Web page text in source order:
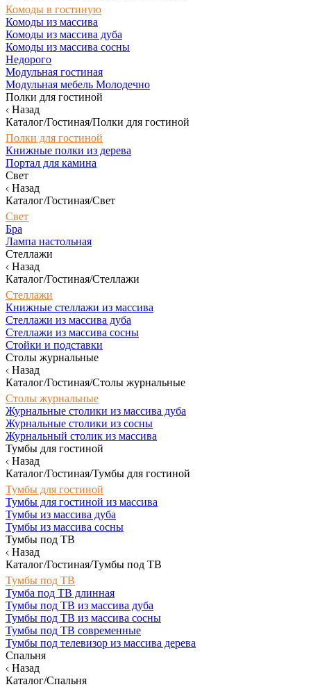
Комоды в гостиную
Комоды из массива
Комоды из массива дуба
Комоды из массива сосны
Недорого
Модульная гостиная
Модульная мебель Молодечно
Полки для гостиной
Назад
Каталог/Гостиная/Полки для гостиной
Полки для гостиной
Книжные полки из дерева
Портал для камина
Свет
Назад
Каталог/Гостиная/Свет
Свет
Бра
Лампа настольная
Стеллажи
Назад
Каталог/Гостиная/Стеллажи
Стеллажи
Книжные стеллажи из массива
Стеллажи из массива дуба
Стеллажи из массива сосны
Стойки и подставки
Столы журнальные
Назад
Каталог/Гостиная/Столы журнальные
Столы журнальные
Журнальные столики из массива дуба
Журнальные столики из сосны
Журнальный столик из массива
Тумбы для гостиной
Назад
Каталог/Гостиная/Тумбы для гостиной
Тумбы для гостиной
Тумбы для гостиной из массива
Тумбы из массива дуба
Тумбы из массива сосны
Тумбы под ТВ
Назад
Каталог/Гостиная/Тумбы под ТВ
Тумбы под ТВ
Тумба под ТВ длинная
Тумбы под ТВ из массива дуба
Тумбы под ТВ из массива сосны
Тумбы под ТВ современные
Тумбы под телевизор из массива дерева
Спальня
Назад
Каталог/Спальня